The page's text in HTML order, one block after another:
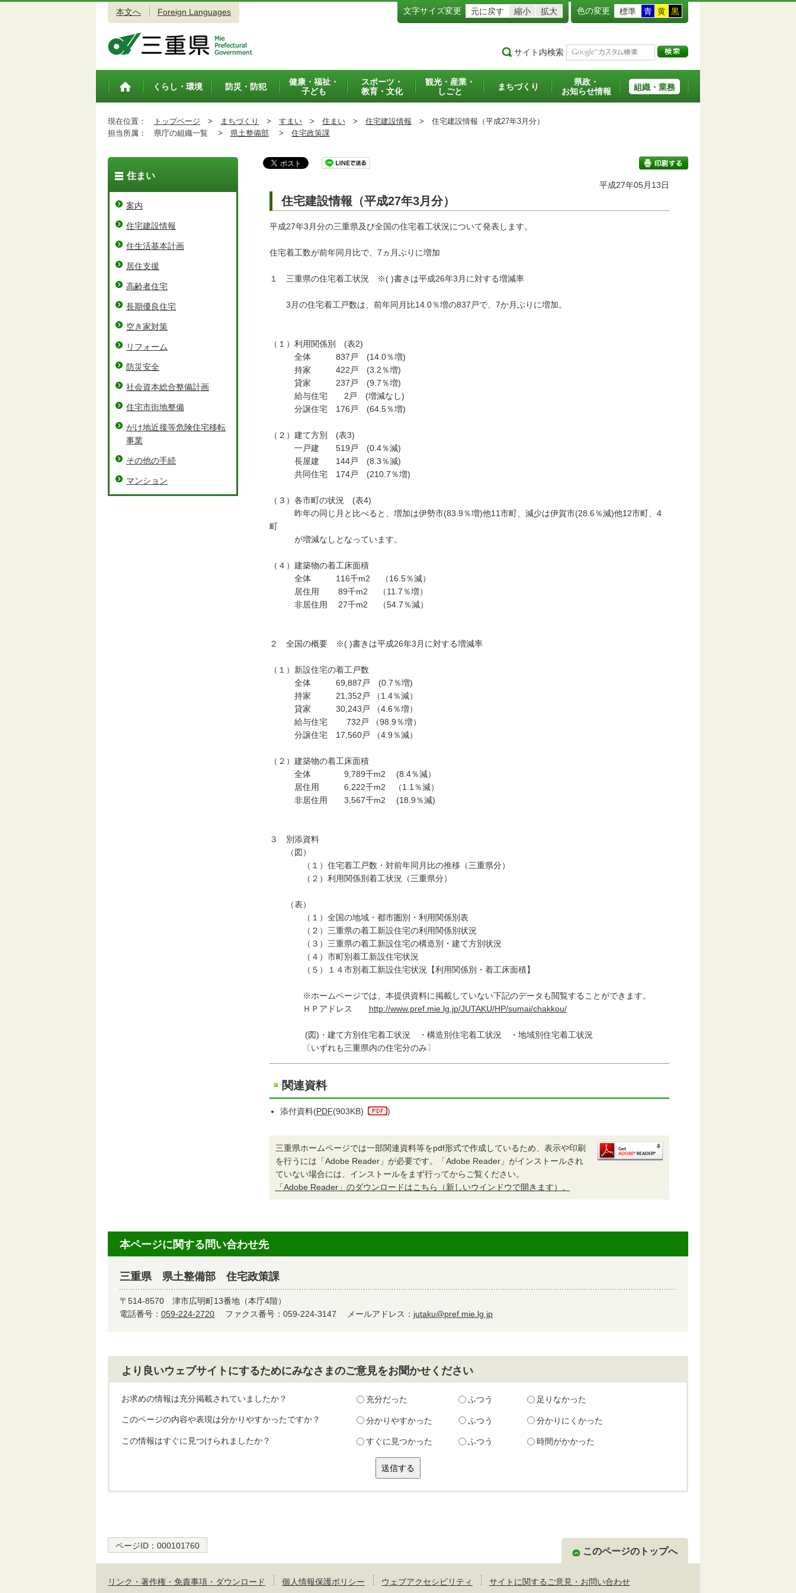
本文へ Foreign Languages 文字サイズ変更 元に戻す 縮小 拡大 色の変更 標準 青 黄 黒
サイト内検索
トップペ
くらし・環境 防災・防犯
健康・福祉・
子ども
スポーツ・
教育・文化
観光・産業・
しごと
まちづくり
県政・
お知らせ情報
組織・業務
現在位置： トップページ > まちづくり > すまい > 住まい > 住宅建設情報 > 住宅建設情報（平成27年3月分）
担当所属：
県庁の組織一覧 > 県土整備部 > 住宅政策課
印刷する
平成27年05月13日
住宅建設情報（平成27年3月分）
平成27年3月分の三重県及び全国の住宅着工状況について発表します。
住宅着工数が前年同月比で、7ヵ月ぶりに増加
１ 三重県の住宅着工状況 ※( )書きは平成26年3月に対する増減率
3月の住宅着工戸数は、前年同月比14.0％増の837戸で、7か月ぶりに増加。
（１）利用関係別 (表2)
全体 837戸 (14.0％増)
持家 422戸 (3.2％増)
貸家 237戸 (9.7％増)
給与住宅 2戸 (増減なし)
分譲住宅 176戸 (64.5％増)
（２）建て方別 (表3)
一戸建 519戸 (0.4％減)
長屋建 144戸 (8.3％減)
共同住宅 174戸 (210.7％増)
（３）各市町の状況 (表4)
昨年の同じ月と比べると、増加は伊勢市(83.9％増)他11市町、減少は伊賀市(28.6％減)他12市町、4
町
が増減なしとなっています。
（４）建築物の着工床面積
全体 116千m2 （16.5％減）
居住用 89千m2 （11.7％増）
非居住用 27千m2 （54.7％減）
２ 全国の概要 ※( )書きは平成26年3月に対する増減率
（１）新設住宅の着工戸数
全体 69,887戸 (0.7％増)
持家 21,352戸 （1.4％減）
貸家 30,243戸 （4.6％増）
給与住宅 732戸 （98.9％増）
分譲住宅 17,560戸 （4.9％減）
（２）建築物の着工床面積
全体 9,789千m2 (8.4％減）
居住用 6,222千m2 （1.1％減）
非居住用 3,567千m2 (18.9％減)
３ 別添資料
（図）
（１）住宅着工戸数・対前年同月比の推移（三重県分）
（２）利用関係別着工状況（三重県分）
（表）
（１）全国の地域・都市圏別・利用関係別表
（２）三重県の着工新設住宅の利用関係別状況
（３）三重県の着工新設住宅の構造別・建て方別状況
（４）市町別着工新設住宅状況
（５）１４市別着工新設住宅状況【利用関係別・着工床面積】
※ホームページでは、本提供資料に掲載していない下記のデータも閲覧することができます。
ＨＰアドレス http://www.pref.mie.lg.jp/JUTAKU/HP/sumai/chakkou/
(図)・建て方別住宅着工状況 ・構造別住宅着工状況 ・地域別住宅着工状況
〔いずれも三重県内の住宅分のみ〕
関連資料
添付資料(PDF(903KB) )
三重県ホームページでは一部関連資料等をpdf形式で作成しているため、表示や印刷
を行うには「Adobe Reader」が必要です。「Adobe Reader」がインストールされ
ていない場合には、インストールをまず行ってからご覧ください。
「Adobe Reader」のダウンロードはこちら（新しいウインドウで開きます）。
住まい
案内
住宅建設情報
住生活基本計画
居住支援
高齢者住宅
長期優良住宅
空き家対策
リフォーム
防災安全
社会資本総合整備計画
住宅市街地整備
がけ地近接等危険住宅移転
事業
その他の手続
マンション
本ページに関する問い合わせ先
三重県 県土整備部 住宅政策課
〒514-8570 津市広明町13番地（本庁4階）
電話番号： 059-224-2720 ファクス番号：059-224-3147 メールアドレス： jutaku@pref.mie.lg.jp
より良いウェブサイトにするためにみなさまのご意見をお聞かせください
お求めの情報は充分掲載されていましたか？ 充分だった ふつう 足りなかった
このページの内容や表現は分かりやすかったですか？ 分かりやすかった ふつう 分かりにくかった
この情報はすぐに見つけられましたか？ すぐに見つかった ふつう 時間がかかった
ページID： 000101760
このページのトップへ
リンク・著作権・免責事項・ダウンロード 個人情報保護ポリシー ウェブアクセシビリティ サイトに関するご意見・お問い合わせ